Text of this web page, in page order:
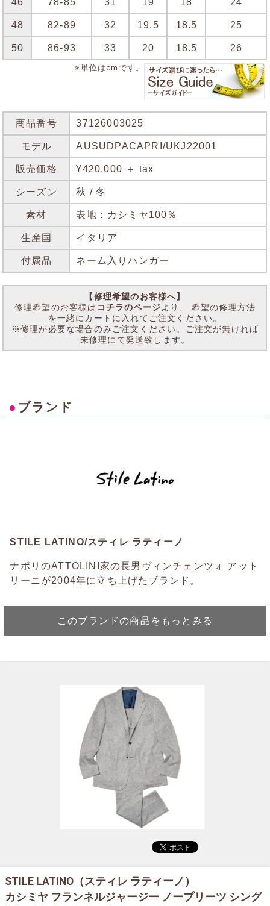
46 78-85 31 19 18 24
48 82-89 32 19.5 18.5 25
50 86-93 33 20 18.5 26
※単位はcmです。
商品番号 37126003025
モデル AUSUDPACAPRI/UKJ22001
販売価格 ¥420,000 ＋ tax
シーズン 秋 / 冬
素材 表地：カシミヤ100％
生産国 イタリア
付属品 ネーム入りハンガー
【修理希望のお客様へ】
修理希望のお客様は コチラのページより、 希望の修理方法
を一緒にカートに入れてご注文ください。
※修理が必要な場合のみご注文ください。ご注文が無ければ
未修理にて発送致します。
● ブランド
STILE LATINO/スティレ ラティーノ
ナポリのATTOLINI家の長男ヴィンチェンツォ アット
リーニが2004年に立ち上げたブランド。
このブランドの商品をもっとみる
STILE LATINO（スティレ ラティーノ）
カシミヤ フランネルジャージー ノープリーツ シング